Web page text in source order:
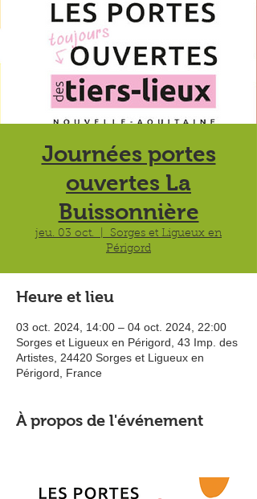
Journées portes
ouvertes La
Buissonnière
jeu. 03 oct.
Sorges et Ligueux en
Périgord
Heure et lieu
03 oct. 2024, 14:00 – 04 oct. 2024, 22:00
Sorges et Ligueux en Périgord, 43 Imp. des
Artistes, 24420 Sorges et Ligueux en
Périgord, France
À propos de l'événement